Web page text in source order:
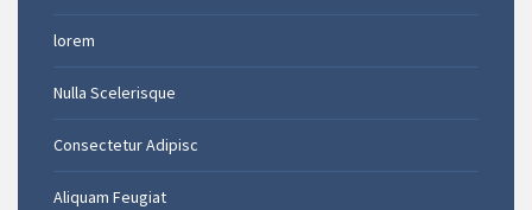
lorem
Nulla Scelerisque
Consectetur Adipisc
Aliquam Feugiat